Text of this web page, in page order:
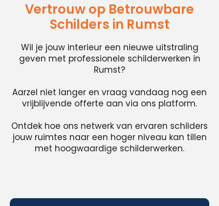
Vertrouw op Betrouwbare
Schilders in Rumst
Wil je jouw interieur een nieuwe uitstraling
geven met professionele schilderwerken in
Rumst?
Aarzel niet langer en vraag vandaag nog een
vrijblijvende offerte aan via ons platform.
Ontdek hoe ons netwerk van ervaren schilders
jouw ruimtes naar een hoger niveau kan tillen
met hoogwaardige schilderwerken.